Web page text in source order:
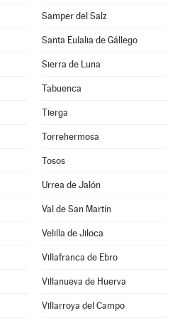
Samper del Salz
Santa Eulalia de Gállego
Sierra de Luna
Tabuenca
Tierga
Torrehermosa
Tosos
Urrea de Jalón
Val de San Martín
Velilla de Jiloca
Villafranca de Ebro
Villanueva de Huerva
Villarroya del Campo